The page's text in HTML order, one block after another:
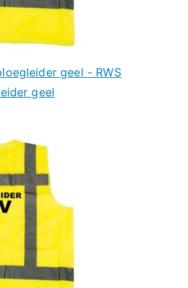
geel - RWS
geel